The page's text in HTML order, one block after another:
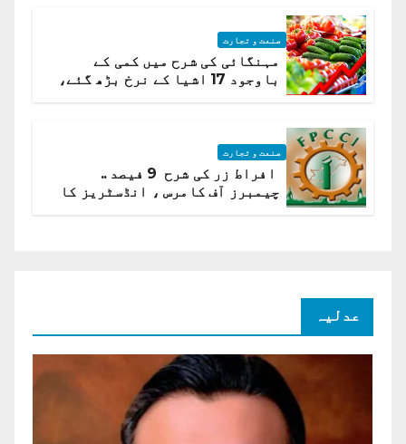
صنعت و تجارت
مہنگائی کی شرح میں کمی کے
باوجود 17 اشیا کے نرخ بڑھ گئے،
صنعت و تجارت
افراط زر کی شرح 9 فیصد ..
چیمبرز آف کامرس ، انڈسٹریز کا
عدلیہ